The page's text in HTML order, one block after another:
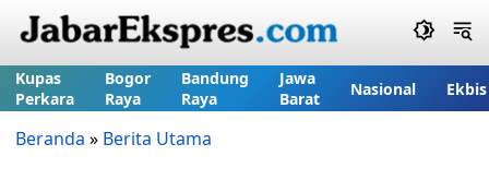
Kupas
Perkara
Bogor
Raya
Bandung
Raya
Jawa
Barat
Nasional Ekbis
Beranda » Berita Utama